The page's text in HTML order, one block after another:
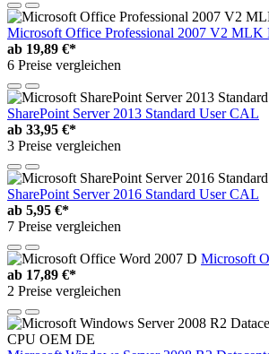
Microsoft Office Professional 2007 V2 MLK
ab 19,89 €*
6 Preise vergleichen
SharePoint Server 2013 Standard User CAL
ab 33,95 €*
3 Preise vergleichen
SharePoint Server 2016 Standard User CAL
ab 5,95 €*
7 Preise vergleichen
Microsoft
ab 17,89 €*
2 Preise vergleichen